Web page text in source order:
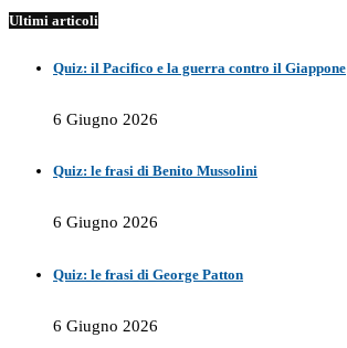
Ultimi articoli
Quiz: il Pacifico e la guerra contro il Giappone
6 Giugno 2026
Quiz: le frasi di Benito Mussolini
6 Giugno 2026
Quiz: le frasi di George Patton
6 Giugno 2026